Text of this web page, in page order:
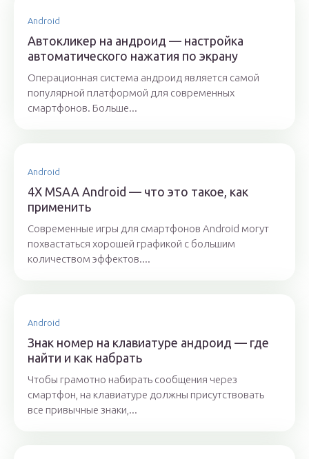
Android
Автокликер на андроид — настройка
автоматического нажатия по экрану
Операционная система андроид является самой
популярной платформой для современных
смартфонов. Больше...
Android
4X MSAA Android — что это такое, как
применить
Современные игры для смартфонов Android могут
похвастаться хорошей графикой с большим
количеством эффектов....
Android
Знак номер на клавиатуре андроид — где
найти и как набрать
Чтобы грамотно набирать сообщения через
смартфон, на клавиатуре должны присутствовать
все привычные знаки,...